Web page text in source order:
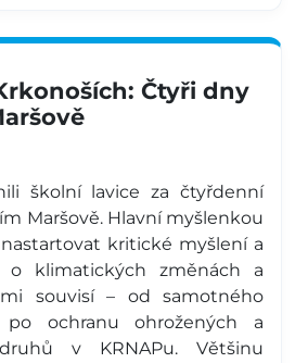
Čtyři dny
školní lavice za čtyřdenní
Maršově. Hlavní myšlenkou
kritické myšlení a
o klimatických změnách a
souvisí – od samotného
po ochranu ohrožených a
v KRNAPu. Většinu